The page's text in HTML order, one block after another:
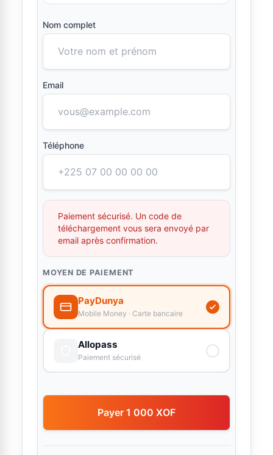
Nom complet
Email
Téléphone
Paiement sécurisé. Un code de
téléchargement vous sera envoyé par
email après confirmation.
MOYEN DE PAIEMENT
PayDunya
Mobile Money · Carte bancaire
Allopass
Paiement sécurisé
Payer 1 000 XOF